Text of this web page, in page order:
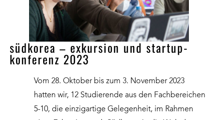
südkorea – exkursion und startup-
konferenz 2023
Vom 28. Oktober bis zum 3. November 2023
hatten wir, 12 Studierende aus den Fachbereichen
5-10, die einzigartige Gelegenheit, im Rahmen